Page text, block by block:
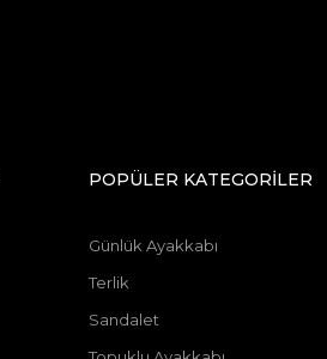
POPÜLER KATEGORİLER
Günlük Ayakkabı
Terlik
Sandalet